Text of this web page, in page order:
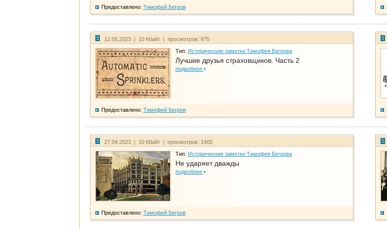
Предоставлено: Тимофей Бегров
12.05.2023 | 10 Кбайт | просмотров: 975
Тип: Исторические заметки Тимофея Бегрова
Лучшие друзья страховщиков. Часть 2
подробнее
Предоставлено: Тимофей Бегров
27.04.2023 | 10 Кбайт | просмотров: 1405
Тип: Исторические заметки Тимофея Бегрова
Не ударяет дважды
подробнее
Предоставлено: Тимофей Бегров